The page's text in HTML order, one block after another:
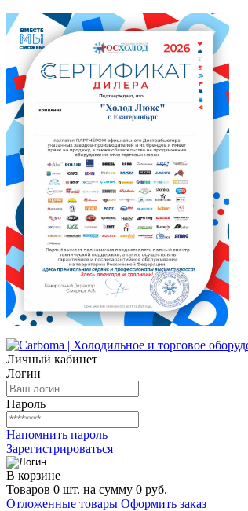
Личный кабинет
Логин
Пароль
Напомнить пароль
Зарегистрироваться
В корзине
Товаров 0 шт. на сумму 0 руб.
Отложенные товары Оформить заказ